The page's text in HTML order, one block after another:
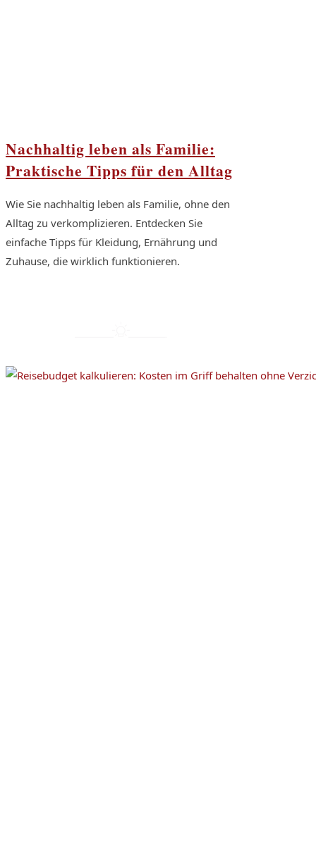
Nachhaltig leben als Familie:
Praktische Tipps für den Alltag
Wie Sie nachhaltig leben als Familie, ohne den
Alltag zu verkomplizieren. Entdecken Sie
einfache Tipps für Kleidung, Ernährung und
Zuhause, die wirklich funktionieren.